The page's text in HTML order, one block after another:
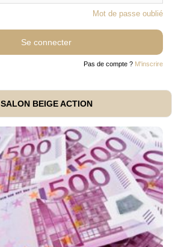
Mot de passe oublié
Pas de compte ? M'inscrire
SALON BEIGE ACTION